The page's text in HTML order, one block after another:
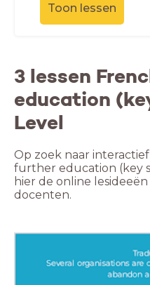
Toon lessen
3 lessen
education
Level
Op zoek naar
further education (key
hier de online
docenten.